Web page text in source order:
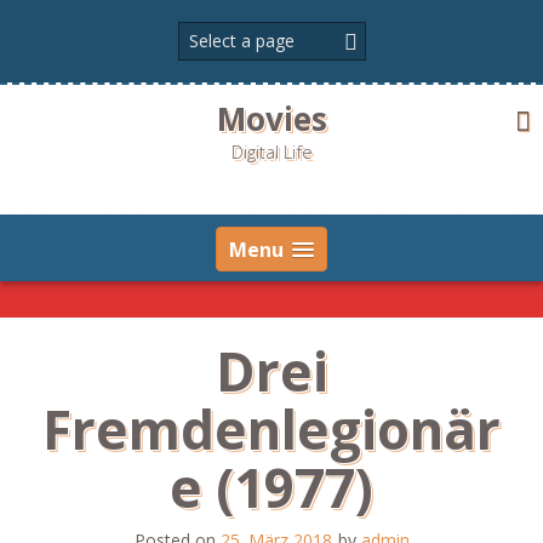
Movies
Digital Life
Menu
Drei
Fremdenlegionär
e (1977)